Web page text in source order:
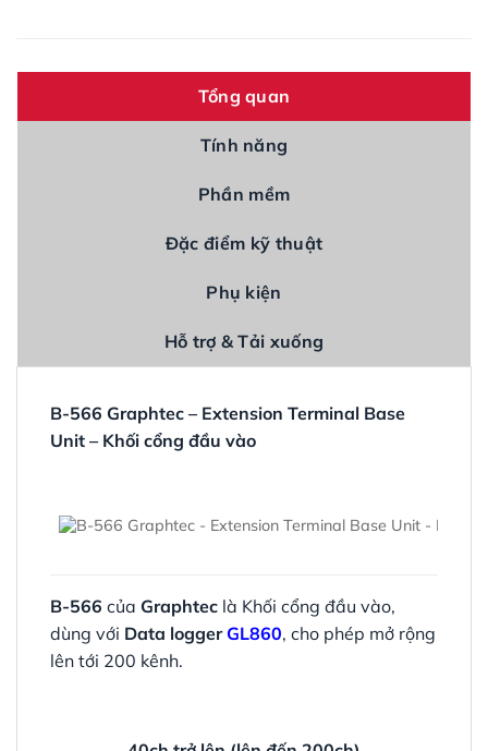
Tổng quan
Tính năng
Phần mềm
Đặc điểm kỹ thuật
Phụ kiện
Hỗ trợ & Tải xuống
B-566 Graphtec – Extension Terminal Base
Unit – Khối cổng đầu vào
B-566 của Graphtec là Khối cổng đầu vào,
dùng với Data loggerGL860, cho phép mở rộng
lên tới 200 kênh.